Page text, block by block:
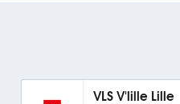
VLS V'lille Lille